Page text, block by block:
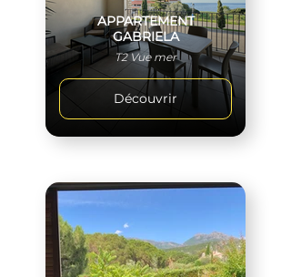
APPARTEMENT
GABRIELA
T2 Vue mer
Découvrir